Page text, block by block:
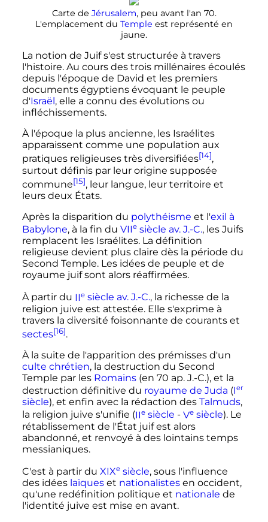
Carte de Jérusalem, peu avant l'an 70.
L'emplacement du Temple est représenté en
jaune.
La notion de Juif s'est structurée à travers
l'histoire. Au cours des trois millénaires écoulés
depuis l'époque de David et les premiers
documents égyptiens évoquant le peuple
d'Israël , elle a connu des évolutions ou
infléchissements.
À l'époque la plus ancienne, les Israélites
apparaissent comme une population aux
pratiques religieuses très diversifiées[14],
surtout définis par leur origine supposée
commune[15], leur langue, leur territoire et
leurs deux États.
Après la disparition du polythéisme et l'exil à
Babylone, à la fin du VIIesiècle av. J.-C., les Juifs
remplacent les Israélites. La définition
religieuse devient plus claire dès la période du
Second Temple. Les idées de peuple et de
royaume juif sont alors réaffirmées.
À partir du IIesiècle av. J.-C., la richesse de la
religion juive est attestée. Elle s'exprime à
travers la diversité foisonnante de courants et
sectes[16].
À la suite de l'apparition des prémisses d'un
culte chrétien, la destruction du Second
Temple par les Romains(en 70 ap. J.-C.), et la
destruction définitive du royaume de Juda (Ier
siècle), et enfin avec la rédaction des Talmuds,
la religion juive s'unifie (IIesiècle - Vesiècle). Le
rétablissement de l'État juif est alors
abandonné, et renvoyé à des lointains temps
messianiques.
C'est à partir du XIXesiècle, sous l'influence
des idées laïqueset nationalistesen occident,
qu'une redéfinition politique et nationale de
l'identité juive est mise en avant.